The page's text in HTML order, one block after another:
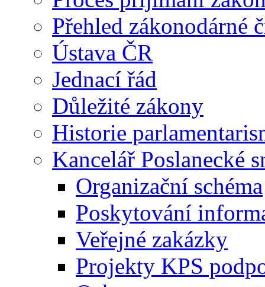
Přehled zákonodárné
Ústava ČR
Jednací řád
Důležité zákony
Historie
Kancelář Poslanecké
Organizační schéma
Poskytování
Veřejné zakázky
Projekty KPS